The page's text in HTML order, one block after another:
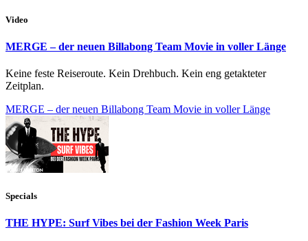
Video
MERGE – der neuen Billabong Team Movie in voller Länge
Keine feste Reiseroute. Kein Drehbuch. Kein eng getakteter
Zeitplan.
MERGE – der neuen Billabong Team Movie in voller Länge
Specials
THE HYPE: Surf Vibes bei der Fashion Week Paris